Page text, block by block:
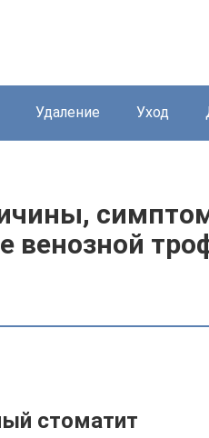
Удаление Уход
венозной
стоматит